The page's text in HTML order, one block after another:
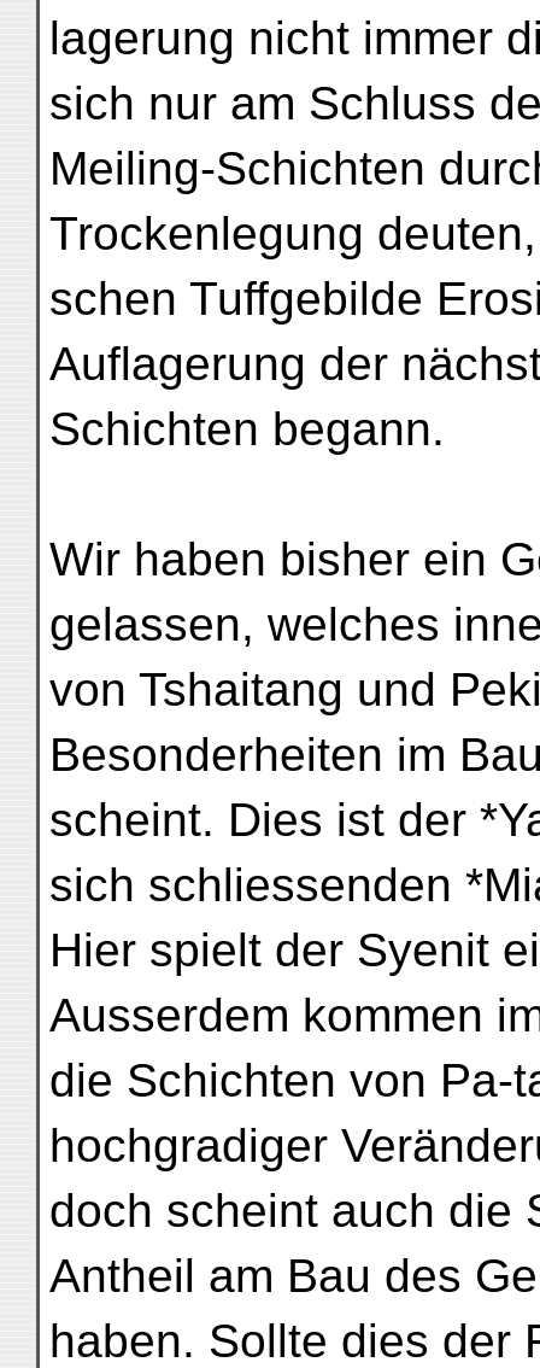
lagerung nicht immer
sich nur am Schluss
Meiling-Schichten
Trockenlegung
schen Tuffgebilde
Auflagerung der
Schichten begann.
Wir haben bisher ein
gelassen, welches
von Tshaitang und
Besonderheiten im
scheint. Dies ist der
sich schliessenden
Hier spielt der Syenit
Ausserdem kommen
die Schichten von Pa-
hochgradiger
doch scheint auch die
Antheil am Bau des
haben. Sollte dies der